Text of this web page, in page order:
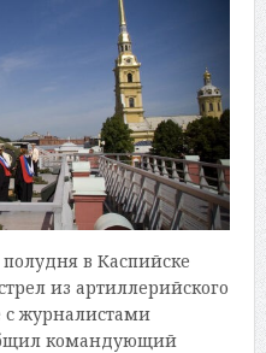
в Каспийске
из артиллерийского
с журналистами
командующий